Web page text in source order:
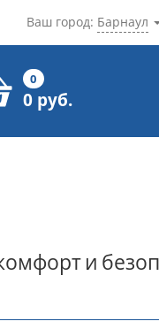
Ваш город: Барнаул
0
0 руб.
и